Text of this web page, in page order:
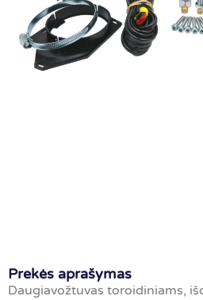
Prekės aprašymas
Daugiavožtuvas toroidiniams,